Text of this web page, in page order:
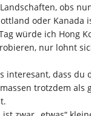
obs
oder Kanada
würde ich Hong
nur lohnt
interesant, dass du
trotzdem als